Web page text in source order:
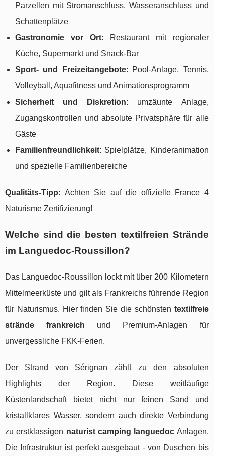
Parzellen mit Stromanschluss, Wasseranschluss und
Schattenplätze
Gastronomie vor Ort: Restaurant mit regionaler
Küche, Supermarkt und Snack-Bar
Sport- und Freizeitangebote: Pool-Anlage, Tennis,
Volleyball, Aquafitness und Animationsprogramm
Sicherheit und Diskretion: umzäunte Anlage,
Zugangskontrollen und absolute Privatsphäre für alle
Gäste
Familienfreundlichkeit: Spielplätze, Kinderanimation
und spezielle Familienbereiche
Qualitäts-Tipp: Achten Sie auf die offizielle France 4
Naturisme Zertifizierung!
Welche sind die besten textilfreien Strände
im Languedoc-Roussillon?
Das Languedoc-Roussillon lockt mit über 200 Kilometern
Mittelmeerküste und gilt als Frankreichs führende Region
für Naturismus. Hier finden Sie die schönsten textilfreie
strände frankreich und Premium-Anlagen für
unvergessliche FKK-Ferien.
Der Strand von Sérignan zählt zu den absoluten
Highlights der Region. Diese weitläufige
Küstenlandschaft bietet nicht nur feinen Sand und
kristallklares Wasser, sondern auch direkte Verbindung
zu erstklassigen naturist camping languedoc Anlagen.
Die Infrastruktur ist perfekt ausgebaut - von Duschen bis